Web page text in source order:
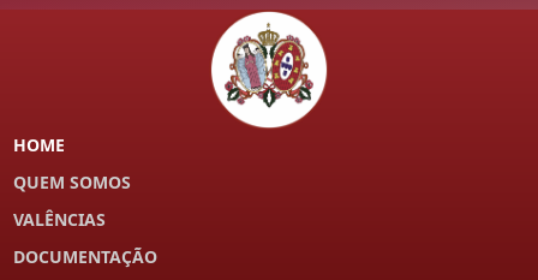
HOME
QUEM SOMOS
VALÊNCIAS
DOCUMENTAÇÃO